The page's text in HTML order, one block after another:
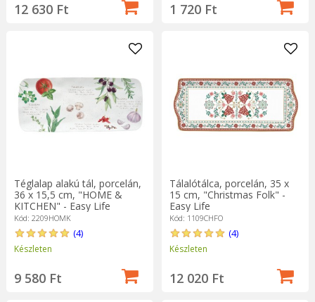
12 630 Ft 1 720 Ft
Téglalap alakú tál, porcelán,
36 x 15,5 cm, "HOME &
KITCHEN" - Easy Life
Kód: 2209HOMK
(4)
Készleten
9 580 Ft
Tálalótálca, porcelán, 35 x
15 cm, "Christmas Folk" -
Easy Life
Kód: 1109CHFO
(4)
Készleten
12 020 Ft